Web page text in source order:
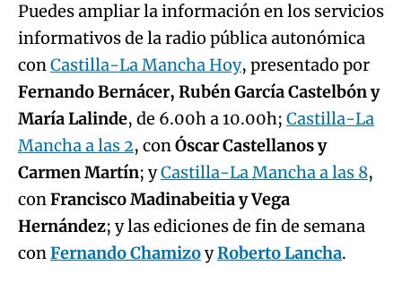
Puedes ampliar la información en los servicios
informativos de la radio pública autonómica
conCastilla-La Mancha Hoy, presentado por
Fernando Bernácer, Rubén García Castelbón y
María Lalinde, de 6.00h a 10.00h; Castilla-La
Mancha a las 2, conÓscar Castellanos y
Carmen Martín; yCastilla-La Mancha a las 8,
conFrancisco Madinabeitia y Vega
Hernández; y las ediciones de fin de semana
conFernando ChamizoyRoberto Lancha.